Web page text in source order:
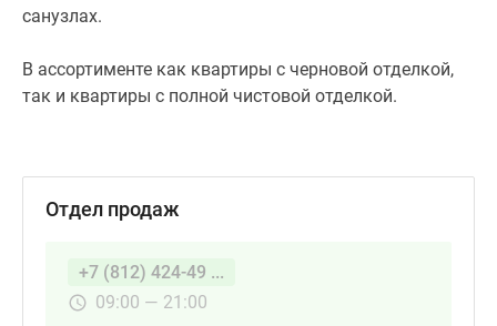
санузлах.
В ассортименте как квартиры с черновой отделкой,
так и квартиры с полной чистовой отделкой.
Отдел продаж
+7 (812) 424-49 ...
09:00 — 21:00